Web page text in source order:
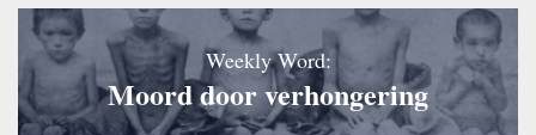
Weekly Word:
Moord door verhongering